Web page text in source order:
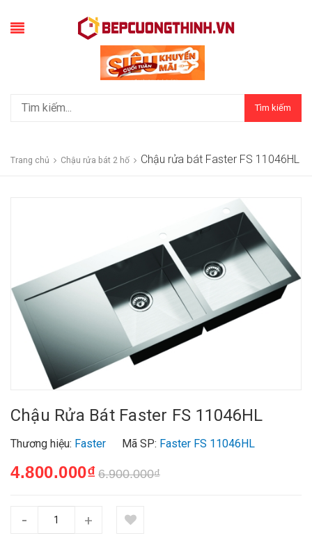
Tìm kiếm
Trang chủ Chậu rửa bát 2 hố Chậu rửa bát Faster FS 11046HL
Chậu Rửa Bát Faster FS 11046HL
Thương hiệu: Faster Mã SP: Faster FS 11046HL
4.800.000₫ 6.900.000₫
- +